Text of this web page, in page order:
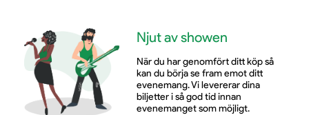
Njut av showen
När du har genomfört ditt köp så
kan du börja se fram emot ditt
evenemang. Vi levererar dina
biljetter i så god tid innan
evenemanget som möjligt.